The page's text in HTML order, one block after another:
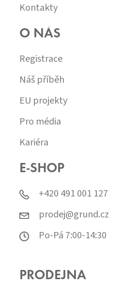
Kontakty
O NÁS
Registrace
Náš příběh
EU projekty
Pro média
Kariéra
E-SHOP
+420 491 001 127
prodej@grund.cz
Po-Pá 7:00-14:30
PRODEJNA